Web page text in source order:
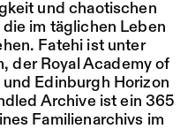
und chaotischen
im täglichen Leben
Fatehi ist unter
der Royal Academy of
Edinburgh Horizon
Archive ist ein 365
Familienarchivs im